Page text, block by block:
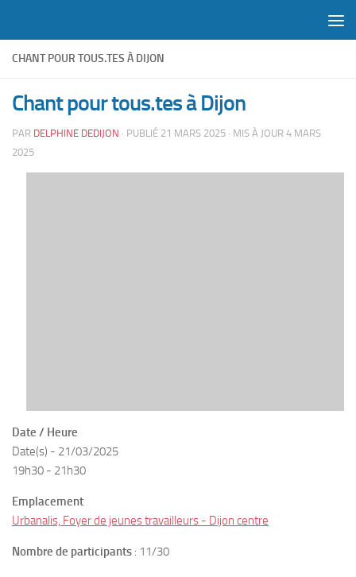
CHANT POUR TOUS.TES À DIJON
Chant pour tous.tes à Dijon
PAR DELPHINE DEDIJON · PUBLIÉ 21 MARS 2025 · MIS À JOUR 4 MARS
2025
Date / Heure
Date(s) - 21/03/2025
19h30 - 21h30
Emplacement
Urbanalis, Foyer de jeunes travailleurs - Dijon centre
Nombre de participants : 11/30